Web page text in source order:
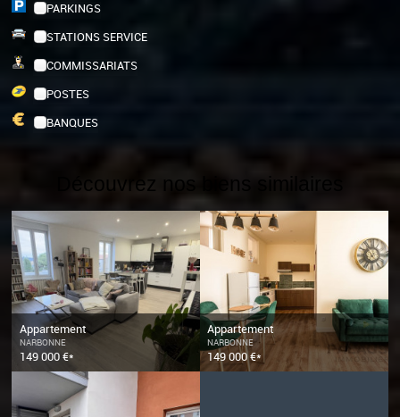
PARKINGS
STATIONS SERVICE
COMMISSARIATS
POSTES
BANQUES
Découvrez nos biens similaires
Appartement
NARBONNE
149 000 €*
Appartement
NARBONNE
149 000 €*